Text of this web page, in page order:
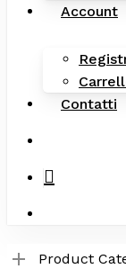
Account
Contatti
Product